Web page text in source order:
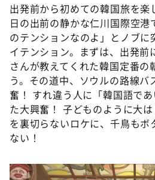
出発前から初めての韓国旅を楽
日の出前の静かな仁川国際空港
のテンションなのよ」とノブに
イテンション。まずは、出発前
さんが教えてくれた韓国定番の
う。その道中、ソウルの路線バ
奮！ すれ違う人に「韓国語で
た大興奮！ 子どものように大
を裏切らないロケに、千鳥もボ
ない！